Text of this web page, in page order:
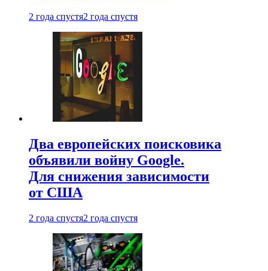
2 года спустя2 года спустя
Два европейских поисковика
объявили войну Google.
Для снижения зависимости
от США
2 года спустя2 года спустя